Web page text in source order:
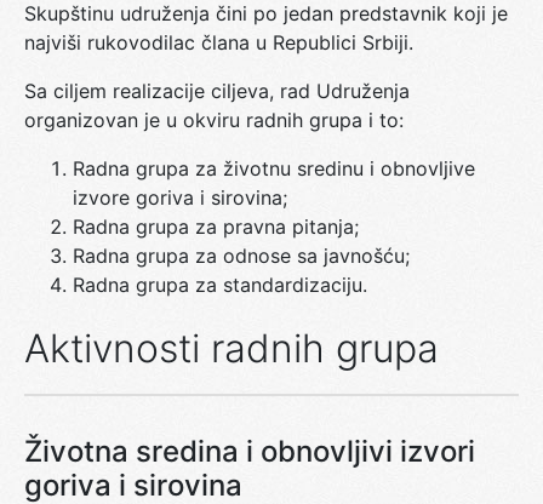
Skupštinu udruženja čini po jedan predstavnik koji je
najviši rukovodilac člana u Republici Srbiji.
Sa ciljem realizacije ciljeva, rad Udruženja
organizovan je u okviru radnih grupa i to:
Radna grupa za životnu sredinu i obnovljive
izvore goriva i sirovina;
Radna grupa za pravna pitanja;
Radna grupa za odnose sa javnošću;
Radna grupa za standardizaciju.
Aktivnosti radnih grupa
Životna sredina i obnovljivi izvori
goriva i sirovina